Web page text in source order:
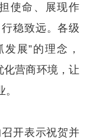
使命、展现作
稳致远。各级
展”的理念，
化营商环境，让
开表示祝贺并